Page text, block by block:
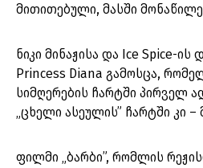
მითითებული, მასში
ნიკი მინაჟისა და Ice Spice-ის
Princess Diana გამოსცა,
სიმღერების ჩარტში პირველ
„ცხელი ასეულის” ჩარტში კი –
ფილმი „ბარბი”, რომლის